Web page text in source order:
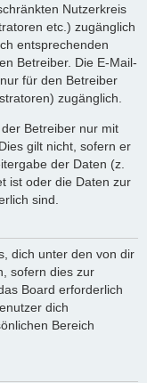
Nutzerkreis
etc.) zugänglich
entsprechenden
Betreiber. Die E-Mail-
für den Betreiber
zugänglich.
Betreiber nur mit
gilt nicht, sofern er
der Daten (z.
ist oder die Daten zur
sind.
dich unter den von dir
sofern dies zur
Board erforderlich
dich
Bereich